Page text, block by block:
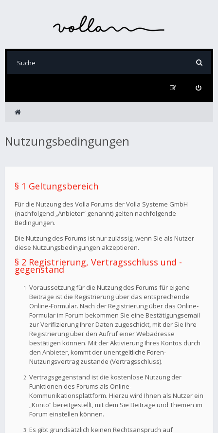
Nutzungsbedingungen
§ 1 Geltungsbereich
Für die Nutzung des Volla Forums der Volla Systeme GmbH
(nachfolgend „Anbieter“ genannt) gelten nachfolgende
Bedingungen.
Die Nutzung des Forums ist nur zulässig, wenn Sie als Nutzer
diese Nutzungsbedingungen akzeptieren.
§ 2 Registrierung, Vertragsschluss und -
gegenstand
Voraussetzung für die Nutzung des Forums für eigene
Beiträge ist die Registrierung über das entsprechende
Online-Formular. Nach der Registrierung über das Online-
Formular im Forum bekommen Sie eine Bestätigungsemail
zur Verifizierung Ihrer Daten zugeschickt, mit der Sie Ihre
Registrierung über den Aufruf einer Webadresse
bestätigen können. Mit der Aktivierung Ihres Kontos durch
den Anbieter, kommt der unentgeltliche Foren-
Nutzungsvertrag zustande (Vertragsschluss).
Vertragsgegenstand ist die kostenlose Nutzung der
Funktionen des Forums als Online-
Kommunikationsplattform. Hierzu wird Ihnen als Nutzer ein
„Konto“ bereitgestellt, mit dem Sie Beiträge und Themen im
Forum einstellen können.
Es gibt grundsätzlich keinen Rechtsanspruch auf